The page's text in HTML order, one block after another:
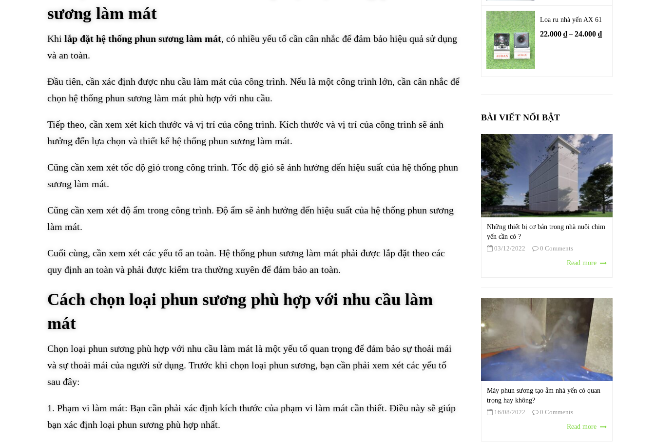
sương làm mát
Khi lắp đặt hệ thống phun sương làm mát, có nhiều yếu tố cần cân nhắc để đảm bảo hiệu quả sử dụng
và an toàn.
Đầu tiên, cần xác định được nhu cầu làm mát của công trình. Nếu là một công trình lớn, cần cân nhắc để
chọn hệ thống phun sương làm mát phù hợp với nhu cầu.
Tiếp theo, cần xem xét kích thước và vị trí của công trình. Kích thước và vị trí của công trình sẽ ảnh
hưởng đến lựa chọn và thiết kế hệ thống phun sương làm mát.
Cũng cần xem xét tốc độ gió trong công trình. Tốc độ gió sẽ ảnh hưởng đến hiệu suất của hệ thống phun
sương làm mát.
Cũng cần xem xét độ ẩm trong công trình. Độ ẩm sẽ ảnh hưởng đến hiệu suất của hệ thống phun sương
làm mát.
Cuối cùng, cần xem xét các yếu tố an toàn. Hệ thống phun sương làm mát phải được lắp đặt theo các
quy định an toàn và phải được kiểm tra thường xuyên để đảm bảo an toàn.
Cách chọn loại phun sương phù hợp với nhu cầu làm
mát
Chọn loại phun sương phù hợp với nhu cầu làm mát là một yếu tố quan trọng để đảm bảo sự thoải mái
và sự thoải mái của người sử dụng. Trước khi chọn loại phun sương, bạn cần phải xem xét các yếu tố
sau đây:
1. Phạm vi làm mát: Bạn cần phải xác định kích thước của phạm vi làm mát cần thiết. Điều này sẽ giúp
bạn xác định loại phun sương phù hợp nhất.
Loa ru nhà yến AX 61
22.000 ₫– 24.000 ₫
BÀI VIẾT NỔI BẬT
Những thiết bị cơ bản trong nhà nuôi chim
yến cần có ?
03/12/2022
0 Comments
Read more
Máy phun sương tạo ẩm nhà yến có quan
trọng hay không?
16/08/2022
0 Comments
Read more